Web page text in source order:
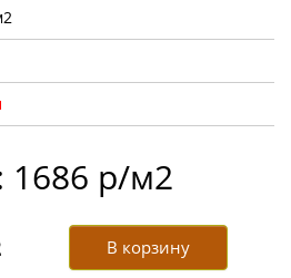
1686 р/м2
В корзину